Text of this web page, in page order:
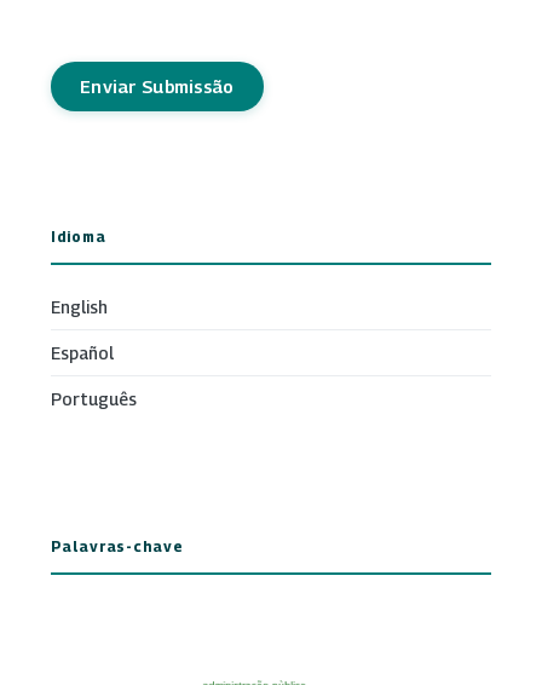
Enviar Submissão
Idioma
English
Español
Português
Palavras-chave